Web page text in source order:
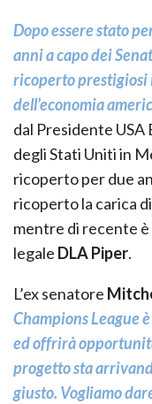
Dopo essere stato
anni a capo dei
ricoperto prestigiosi
dell’economia
dal Presidente USA
degli Stati Uniti in
ricoperto per due
ricoperto la carica
mentre di recente
legale DLA Piper.
L’ex senatore
Champions League
ed offrirà
progetto sta
giusto. Vogliamo